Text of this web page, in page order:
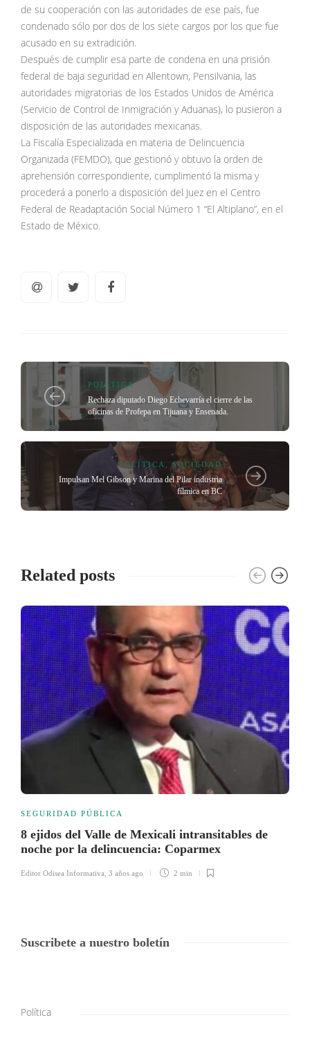
de su cooperación con las autoridades de ese país, fue
condenado sólo por dos de los siete cargos por los que fue
acusado en su extradición.
Después de cumplir esa parte de condena en una prisión
federal de baja seguridad en Allentown, Pensilvania, las
autoridades migratorias de los Estados Unidos de América
(Servicio de Control de Inmigración y Aduanas), lo pusieron a
disposición de las autoridades mexicanas.
La Fiscalía Especializada en materia de Delincuencia
Organizada (FEMDO), que gestionó y obtuvo la orden de
aprehensión correspondiente, cumplimentó la misma y
procederá a ponerlo a disposición del Juez en el Centro
Federal de Readaptación Social Número 1 “El Altiplano”, en el
Estado de México.
POLÍTICA
Rechaza diputado Diego Echevarría el cierre de las
oficinas de Profepa en Tijuana y Ensenada.
POLÍTICA ,SOCIEDAD
Impulsan Mel Gibson y Marina del Pilar industria
fílmica en BC
Related posts
SEGURIDAD PÚBLICA
8 ejidos del Valle de Mexicali intransitables de
noche por la delincuencia: Coparmex
Editor Odisea Informativa 3 años ago 2 min
Suscribete a nuestro boletín
Política